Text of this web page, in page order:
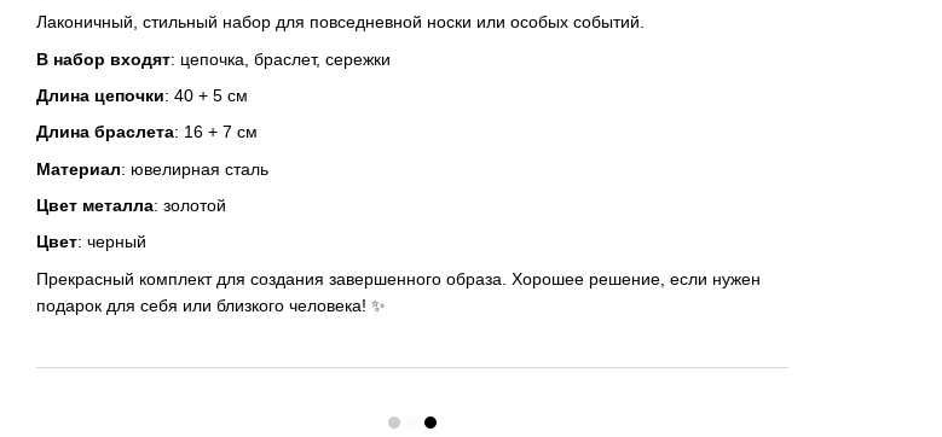
Лаконичный, стильный набор для повседневной носки или особых событий.
В набор входят: цепочка, браслет, сережки
Длина цепочки: 40 + 5 см
Длина браслета: 16 + 7 см
Материал: ювелирная сталь
Цвет металла: золотой
Цвет: черный
Прекрасный комплект для создания завершенного образа. Хорошее решение, если нужен
подарок для себя или близкого человека! ✨